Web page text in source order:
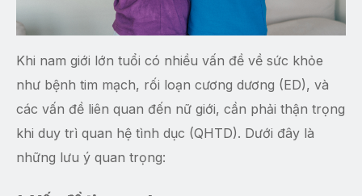
Khi nam giới lớn tuổi có nhiều vấn đề về sức khỏe
như bệnh tim mạch, rối loạn cương dương (ED), và
các vấn đề liên quan đến nữ giới, cần phải thận trọng
khi duy trì quan hệ tình dục (QHTD). Dưới đây là
những lưu ý quan trọng: